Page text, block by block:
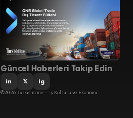
Güncel Haberleri Takip Edin
in 𝕏 ig
©2026 Turkishtime – İş Kültürü ve Ekonomi